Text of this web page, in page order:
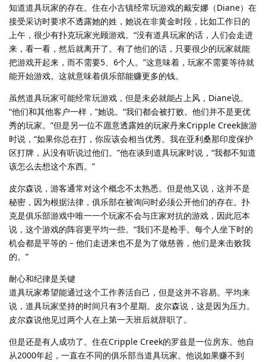
知道道具玩家的存在。住在小古镇经常玩游戏的戴安娜（Diane）在
接受采访时要求不透露她的姓，她说在非黄金时段，比如工作日的
上午，很少有扑克玩家光顾游戏。“没有道具玩家的话，人们会走进
来，看一看，然后就离开了。有了他们的话，只要很少的玩家就能
把游戏开起来，而不需要5、6个人。”这意味着，玩家不需要等待就
能开始游戏。这就意味着俱乐部能赚更多的钱。
虽然道具玩家可能经常玩游戏，但是未必就能占上风，Diane说。
“他们和其他客户一样，”她说。“我们都会被打败。他们并不是更优
秀的玩家。”但是另一位不愿意透露姓的玩家丹来Cripple Creek旅游
时说，“如果你总在打，你应该会相当优秀。我在亚利桑那印度保护
区打牌，从没有听说过他们。”他在谈到道具玩家时说，“我都不知道
该怎么去想这个东西。”
皮尔森说，游客通常对这个概念不太熟悉。但是他又说，这并不是
秘密，因为根据法律，俱乐部在被询问时必须公开他们的存在。扑
克是俱乐部游戏中唯一一个玩家不会与庄家对抗的游戏，因此厄本
说，这个游戏的阵容更平均一些。“我们不是枪手。每个人坐下时的
机会都是平等的 – 他们走进来也不是为了做慈善，他们是来击败我
的。”
耐心和纪律是关键
道具玩家希望能通过这个工作养活自己，但是这并不容易。平均来
说，道具玩家坚持的时间只有3个星期。皮尔森说，这是因为压力。
皮尔森说他见过两个人在上第一天班后就辞职了。
但是还是有人成功了。住在Cripple Creek的罗兹是一位房东。他自
从2000年起，一直在不同的俱乐部当道具玩家。他说如果赚不到